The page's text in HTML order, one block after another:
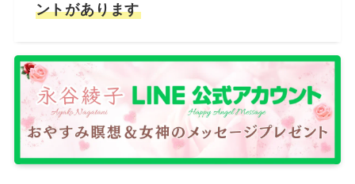
ントがあります